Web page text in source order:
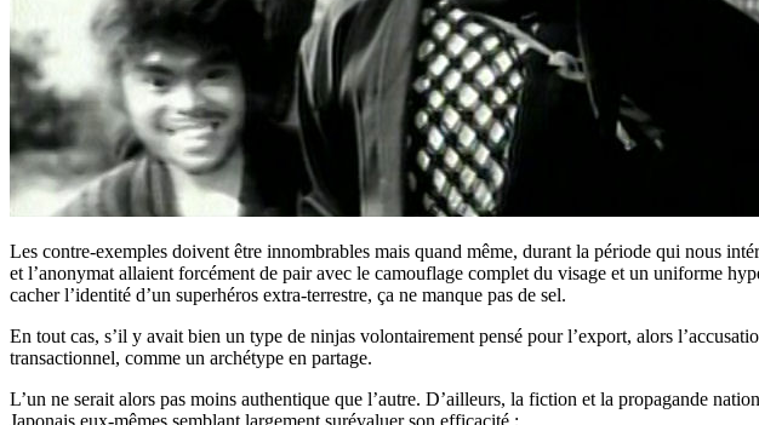
Les contre-exemples doivent être innombrables mais quand même, durant la période qui nous
et l’anonymat allaient forcément de pair avec le camouflage complet du visage et un uniforme
cacher l’identité d’un superhéros extra-terrestre, ça ne manque pas de sel.
En tout cas, s’il y avait bien un type de ninjas volontairement pensé pour l’export, alors
transactionnel, comme un archétype en partage.
L’un ne serait alors pas moins authentique que l’autre. D’ailleurs, la fiction et la propagande